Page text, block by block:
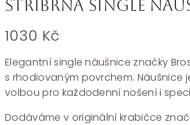
Stříbrná single
1030 Kč
Elegantní single náušnice značky
s rhodiovaným povrchem. Náušnice
volbou pro každodenní nošení i
Dodáváme v originální krabičce